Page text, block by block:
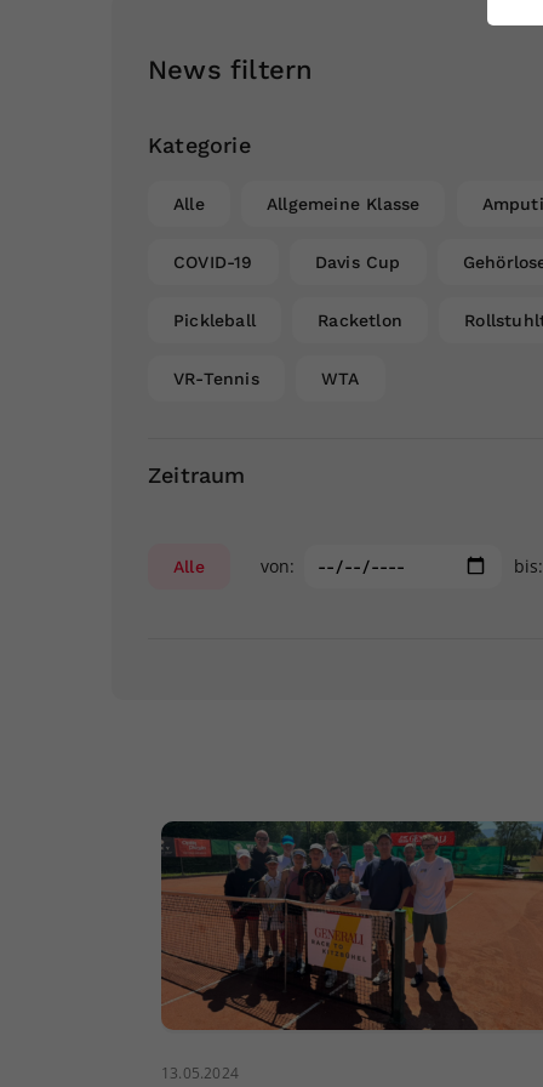
News filtern
Kategorie
Alle Allgemeine Klasse
COVID-19 Davis Cup
Pickleball Racketlon
VR-Tennis WTA
Zeitraum
Alle von: bis:
13.05.2024